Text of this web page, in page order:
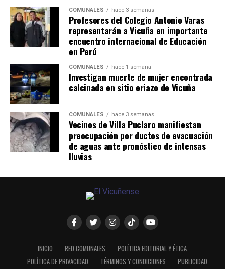
COMUNALES hace 3 semanas
Profesores del Colegio Antonio Varas
representarán a Vicuña en importante
encuentro internacional de Educación
en Perú
COMUNALES hace 1 semana
Investigan muerte de mujer encontrada
calcinada en sitio eriazo de Vicuña
COMUNALES hace 3 semanas
Vecinos de Villa Puclaro manifiestan
preocupación por ductos de evacuación
de aguas ante pronóstico de intensas
lluvias
INICIO RED COMUNALES
POLÍTICA EDITORIAL Y ÉTICA
POLÍTICA DE PRIVACIDAD
TÉRMINOS Y CONDICIONES
PUBLICIDAD